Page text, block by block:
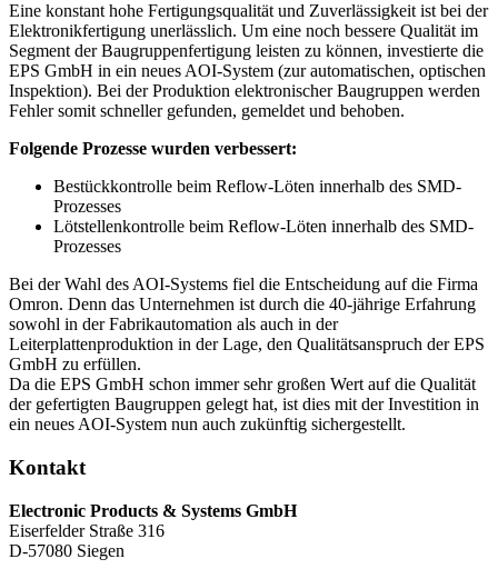
Eine konstant hohe Fertigungsqualität und Zuverlässigkeit ist bei der
Elektronikfertigung unerlässlich. Um eine noch bessere Qualität im
Segment der Baugruppenfertigung leisten zu können, investierte die
EPS GmbH in ein neues AOI-System (zur automatischen, optischen
Inspektion). Bei der Produktion elektronischer Baugruppen werden
Fehler somit schneller gefunden, gemeldet und behoben.
Folgende Prozesse wurden verbessert:
Bestückkontrolle beim Reflow-Löten innerhalb des SMD-
Prozesses
Lötstellenkontrolle beim Reflow-Löten innerhalb des SMD-
Prozesses
Bei der Wahl des AOI-Systems fiel die Entscheidung auf die Firma
Omron. Denn das Unternehmen ist durch die 40-jährige Erfahrung
sowohl in der Fabrikautomation als auch in der
Leiterplattenproduktion in der Lage, den Qualitätsanspruch der EPS
GmbH zu erfüllen.
Da die EPS GmbH schon immer sehr großen Wert auf die Qualität
der gefertigten Baugruppen gelegt hat, ist dies mit der Investition in
ein neues AOI-System nun auch zukünftig sichergestellt.
Kontakt
Electronic Products & Systems GmbH
Eiserfelder Straße 316
D-57080 Siegen